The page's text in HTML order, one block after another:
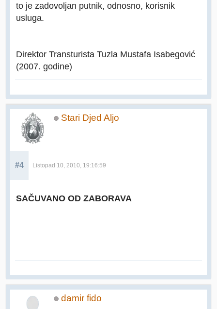
to je zadovoljan putnik, odnosno, korisnik
usluga.
Direktor Transturista Tuzla Mustafa Isabegović
(2007. godine)
Stari Djed Aljo
#4 Listopad 10, 2010, 19:16:59
SAČUVANO OD ZABORAVA
damir fido